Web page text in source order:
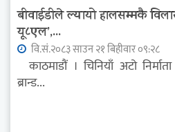
बीवाईडीले ल्यायो हालसम्मकै
यू८एल’,...
वि.सं.२०८३ साउन २१ बिहीवार ०९:२८
काठमाडौं । चिनियाँ अटो
ब्रान्ड...